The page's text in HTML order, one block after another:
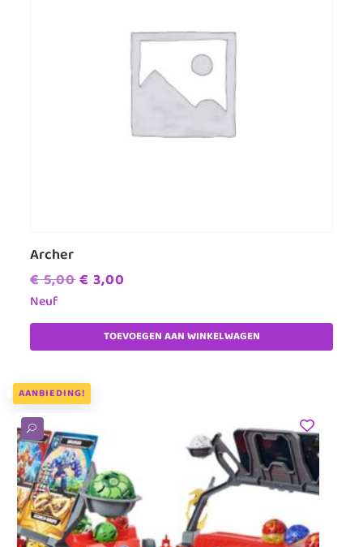
Archer
€5,00Oorspronkelijke
was:
€ 5,00.
€ 3,00
is:
€ 3,00.
Neuf
TOEVOEGEN AAN WINKELWAGEN
AANBIEDING!
U